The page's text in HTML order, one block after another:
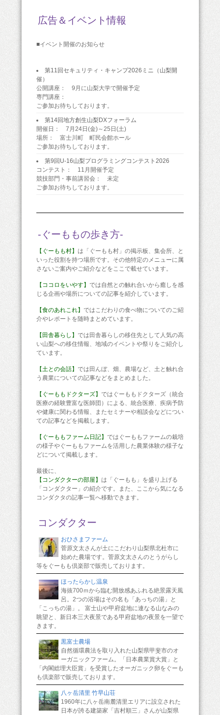
広告＆イベント情報
■イベント開催のお知らせ
第11回セキュリティ・キャンプ2026ミニ（山梨開
催）
公開講座： 9月に山梨大学で開催予定
専門講座：
ご参加お待ちしております。
第14回地方創生山梨DXフォーラム
開催日： 7月24日(金)～25日(土)
場所： 富士川町 町民会館ホール
ご参加お待ちしております。
第9回U-16山梨プログラミングコンテスト2026
コンテスト： 11月開催予定
競技部門・事前講習会： 未定
ご参加お待ちしております。
-ぐーももの歩き方-
【ぐーもも村】 は「ぐーもも村」の掲示板、集会所、と
いった役割を持つ場所です。その他特定のメニューに属
さないご案内やご紹介などをここで載せています。
【ココロをいやす】 では自然との触れ合いから癒しを感
じる企画や場所についての記事を紹介しています。
【食のあれこれ】 ではこだわりの食べ物についてのご紹
介やレポートを随時まとめています。
【田舎暮らし】 では田舎暮らしの移住先として人気の高
い山梨への移住情報、地域のイベントや祭りをご紹介し
ています。
【土との会話】 では田んぼ、畑、農場など、土と触れ合
う農業についての記事などをまとめました。
【ぐーももドクターズ】 ではぐーももドクターズ（統合
医療の経験豊富な医師団）による、統合医療、疾病予防
や健康に関わる情報、またセミナーや相談会などについ
ての記事などを掲載します。
【ぐーももファーム日記】 ではぐーももファームの栽培
の様子やぐーももファームを活用した農業体験の様子な
どについて掲載します。
最後に、
【コンダクターの部屋】 は「ぐーもも」を盛り上げる
「コンダクター」の紹介です。また、ここから気になる
コンダクタの記事一覧へ移動できます。
コンダクター
おひさまファーム
菅原文太さんが土にこだわり山梨県北杜市に
始めた農場です。菅原文太さんのとうがらし
等をぐーもも倶楽部で販売しております。
ほったらかし温泉
海抜700ｍから臨む開放感あふれる絶景露天風
呂。2つの浴場はその名も「あっちの湯」と
「こっちの湯」。 富士山や甲府盆地に連なる山なみの
眺望と、新日本三大夜景である甲府盆地の夜景を一望で
きます。
黒富士農場
自然循環農法を取り入れた山梨県甲斐市のオ
ーガニックファーム。「日本農業賞大賞」と
「内閣総理大臣賞」を受賞したオーガニック卵をぐーも
も倶楽部で販売しております。
八ヶ岳清里 竹早山荘
1960年に八ヶ岳南麓清里エリアに設立された
日本が誇る建築家「吉村順三」さんが山梨県